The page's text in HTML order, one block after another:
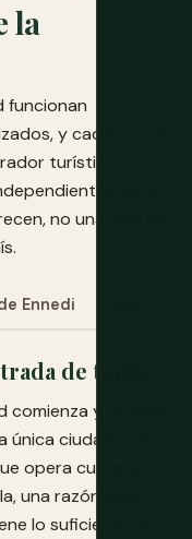
la
funcionan
y cada uno de
turístico
Este
no una lista de
Ennedi
de todos
y termina:
ciudad con
opera cualquier
una razón para
lo suficiente, el